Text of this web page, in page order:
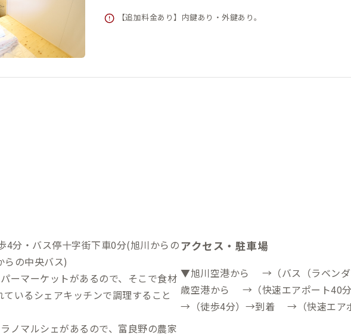
【追加料金あり】内鍵あり・外鍵あり。
4分・バス停十字街下車0分(旭川からの
らの中央バス)
ーマーケットがあるので、そこで食材
いるシェアキッチンで調理すること
ノマルシェがあるので、富良野の農家
アクセス・駐車場
▼旭川空港から →（バス（ラベン
歳空港から →（快速エアポート40
→（徒歩4分）→到着 →（快速エア